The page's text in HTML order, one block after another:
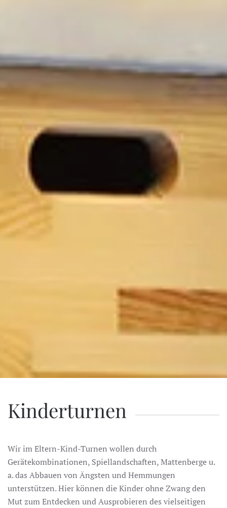
Kinderturnen
Wir im Eltern-Kind-Turnen wollen durch
Gerätekombinationen, Spiellandschaften, Mattenberge u.
a. das Abbauen von Ängsten und Hemmungen
unterstützen.Hier können die Kinder ohne Zwang den
Mut zum Entdecken und Ausprobieren des vielseitigen